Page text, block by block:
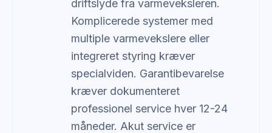
driftslyde fra varmeveksleren.
Komplicerede systemer med
multiple varmevekslere eller
integreret styring kræver
specialviden. Garantibevarelse
kræver dokumenteret
professionel service hver 12-24
måneder. Akut service er